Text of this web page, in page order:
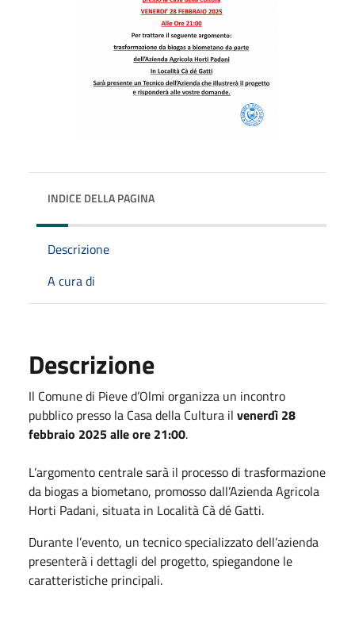
INDICE DELLA PAGINA
Descrizione
A cura di
Descrizione
Il Comune di Pieve d’Olmi organizza un incontro
pubblico presso la Casa della Cultura il venerdì 28
febbraio 2025 alle ore 21:00.
L’argomento centrale sarà il processo di trasformazione
da biogas a biometano, promosso dall’Azienda Agricola
Horti Padani, situata in Località Cà dé Gatti.
Durante l’evento, un tecnico specializzato dell’azienda
presenterà i dettagli del progetto, spiegandone le
caratteristiche principali.